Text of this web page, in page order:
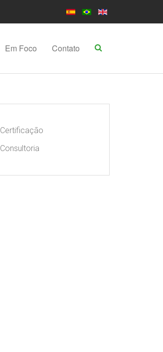
Em Foco Contato
Certificação
Consultoria